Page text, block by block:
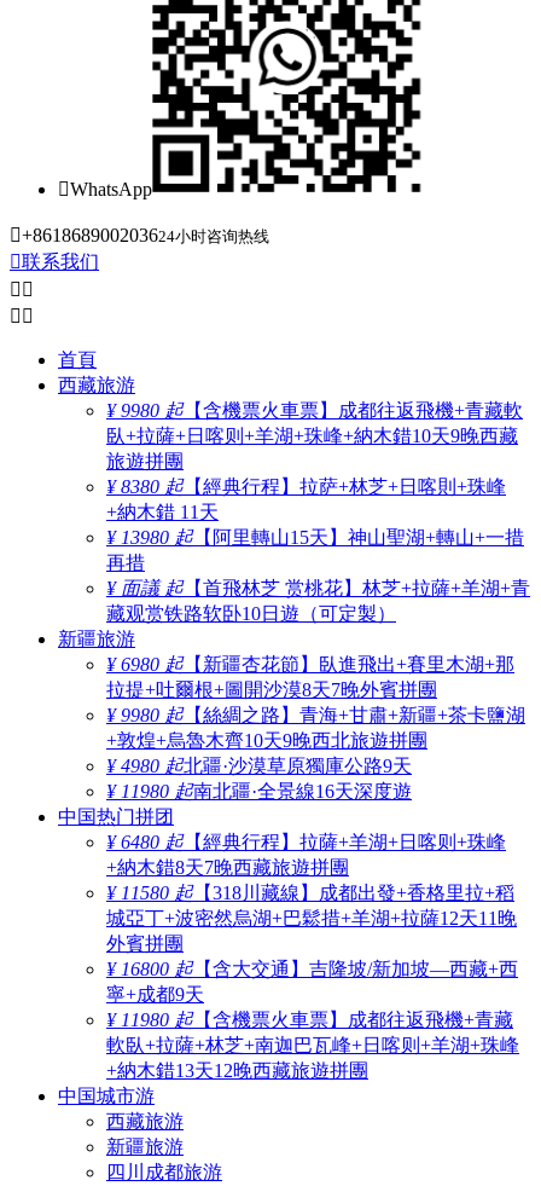
WhatsApp
+861868900203624小时咨询热线
联系我们
 
 
首頁
西藏旅游
¥ 9980 起【含機票火車票】成都往返飛機+青藏軟
臥+拉薩+日喀则+羊湖+珠峰+納木錯10天9晚西藏
旅遊拼團
¥ 8380 起【經典行程】拉萨+林芝+日喀則+珠峰
+納木錯 11天
¥ 13980 起【阿里轉山15天】神山聖湖+轉山+一措
再措
¥ 面議 起【首飛林芝 赏桃花】林芝+拉薩+羊湖+青
藏观赏铁路软卧10日遊（可定製）
新疆旅游
¥ 6980 起【新疆杏花節】臥進飛出+賽里木湖+那
拉提+吐爾根+圖開沙漠8天7晚外賓拼團
¥ 9980 起【絲綢之路】青海+甘肅+新疆+茶卡鹽湖
+敦煌+烏魯木齊10天9晚西北旅遊拼團
¥ 4980 起北疆·沙漠草原獨庫公路9天
¥ 11980 起南北疆·全景線16天深度遊
中国热门拼团
¥ 6480 起【經典行程】拉薩+羊湖+日喀则+珠峰
+納木錯8天7晚西藏旅遊拼團
¥ 11580 起【318川藏線】成都出發+香格里拉+稻
城亞丁+波密然烏湖+巴鬆措+羊湖+拉薩12天11晚
外賓拼團
¥ 16800 起【含大交通】吉隆坡/新加坡—西藏+西
寧+成都9天
¥ 11980 起【含機票火車票】成都往返飛機+青藏
軟臥+拉薩+林芝+南迦巴瓦峰+日喀则+羊湖+珠峰
+納木錯13天12晚西藏旅遊拼團
中国城市游
西藏旅游
新疆旅游
四川成都旅游